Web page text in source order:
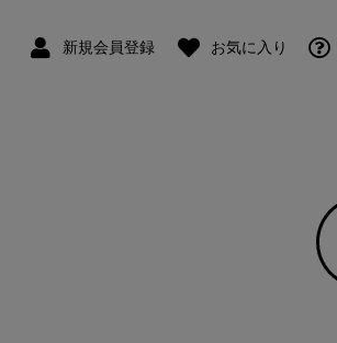
新規会員登録 お気に入り